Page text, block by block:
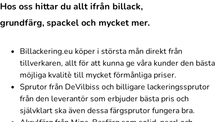
Hos oss hittar du allt ifrån billack,
grundfärg, spackel och mycket mer.
Billackering.eu köper i största mån direkt från
tillverkaren, allt för att kunna ge våra kunder den bästa
möjliga kvalitè till mycket förmånliga priser.
Sprutor från DeVilbiss och billigare lackeringssprutor
från den leverantör som erbjuder bästa pris och
självklart ska även dessa färgsprutor fungera bra.